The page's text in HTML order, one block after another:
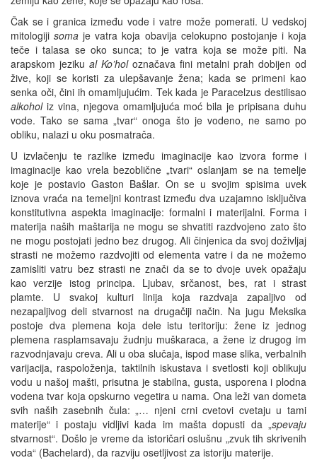
Čak se i granica između vode i vatre može pomerati. U vedskoj
mitologijisoma je vatra koja obavija celokupno postojanje i koja
teče i talasa se oko sunca; to je vatra koja se može piti. Na
arapskom jeziku al Ko’holoznačava fini metalni prah dobijen od
žive, koji se koristi za ulepšavanje žena; kada se primeni kao
senka oči, čini ih omamljujućim. Tek kada je Paracelzus destilisao
alkoholiz vina, njegova omamljujuća moć bila je pripisana duhu
vode. Tako se sama „tvar“ onoga što je vodeno, ne samo po
obliku, nalazi u oku posmatrača.
U izvlačenju te razlike između imaginacije kao izvora forme i
imaginacije kao vrela bezoblične „tvari“ oslanjam se na temelje
koje je postavio Gaston Bašlar. On se u svojim spisima uvek
iznova vraća na temeljni kontrast između dva uzajamno isključiva
konstitutivna aspekta imaginacije: formalni i materijalni. Forma i
materija naših maštarija ne mogu se shvatiti razdvojeno zato što
ne mogu postojati jedno bez drugog. Ali činjenica da svoj doživljaj
strasti ne možemo razdvojiti od elementa vatre i da ne možemo
zamisliti vatru bez strasti ne znači da se to dvoje uvek opažaju
kao verzije istog principa. Ljubav, srčanost, bes, rat i strast
plamte. U svakoj kulturi linija koja razdvaja zapaljivo od
nezapaljivog deli stvarnost na drugačiji način. Na jugu Meksika
postoje dva plemena koja dele istu teritoriju: žene iz jednog
plemena rasplamsavaju žudnju muškaraca, a žene iz drugog im
razvodnjavaju creva. Ali u oba slučaja, ispod mase slika, verbalnih
varijacija, raspoloženja, taktilnih iskustava i svetlosti koji oblikuju
vodu u našoj mašti, prisutna je stabilna, gusta, usporena i plodna
vodena tvar koja opskurno vegetira u nama. Ona leži van dometa
svih naših zasebnih čula: „… njeni crni cvetovi cvetaju u tami
materije“ i postaju vidljivi kada im mašta dopusti da „spevaju
stvarnost“. Došlo je vreme da istoričari oslušnu „zvuk tih skrivenih
voda“ (Bachelard), da razviju osetljivost za istoriju materije.